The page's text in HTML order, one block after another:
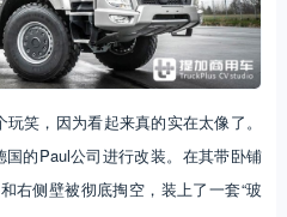
笑，因为看起来真的实在太像了。
的Paul公司进行改装。在其带卧铺
右侧壁被彻底掏空，装上了一套“玻